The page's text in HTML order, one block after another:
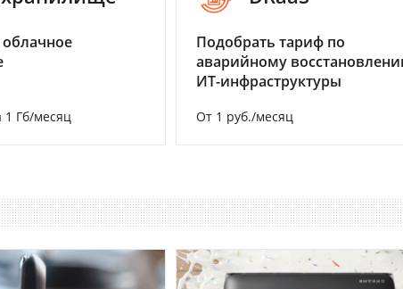
1 Гб/месяц
Подобрать тариф по
аварийному
ИТ-инфраструктуры
От 1 руб./месяц